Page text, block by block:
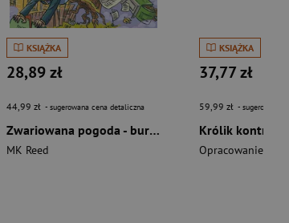
KSIĄŻKA
28,89 zł
44,99 zł - sugerowana cena detaliczna
Zwariowana pogoda - burze, meteorologia i klimat
MK Reed
KSIĄŻKA
37,77 zł
59,99 zł - sugerowana
Opracowanie